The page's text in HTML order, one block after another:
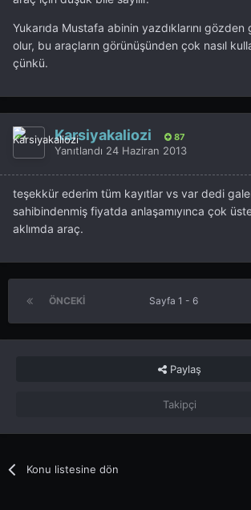
Yukarıda Mustafa abinin yazdıklarını gözden
olur, bu araçların görünüşünden çok nasıl
çünkü.
Karsiyakaliozi 87
Yanıtlandı 24 Haziran 2013
teşekkür ederim tüm kayıtlar vs var dedi
sahibindenmiş fiyatda anlaşamıyınca çok
aklımda araç.
ÖNCEKI Sayfa 1 - 6
Paylaş
Takipçi
Konu listesine dön